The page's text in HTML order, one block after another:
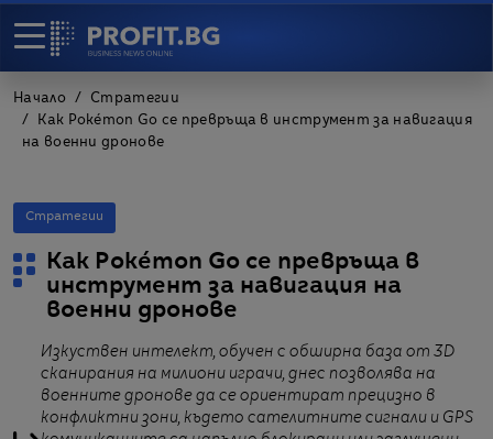
Начало
Стратегии
Как Pokémon Go се превръща в инструмент за навигация
на военни дронове
Стратегии
Как Pokémon Go се превръща в
инструмент за навигация на
военни дронове
Изкуствен интелект, обучен с обширна база от 3D
сканирания на милиони играчи, днес позволява на
военните дронове да се ориентират прецизно в
конфликтни зони, където сателитните сигнали и GPS